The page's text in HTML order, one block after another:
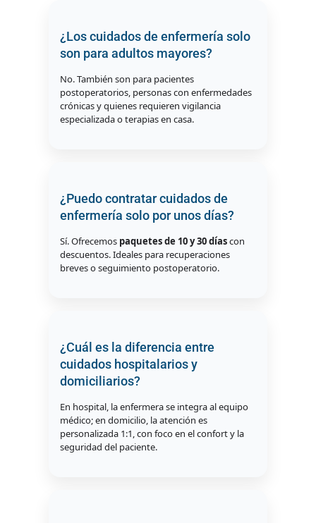
¿Los cuidados de enfermería solo
son para adultos mayores?
No. También son para pacientes
postoperatorios, personas con enfermedades
crónicas y quienes requieren vigilancia
especializada o terapias en casa.
¿Puedo contratar cuidados de
enfermería solo por unos días?
Sí. Ofrecemos paquetes de 10 y 30 díascon
descuentos. Ideales para recuperaciones
breves o seguimiento postoperatorio.
¿Cuál es la diferencia entre
cuidados hospitalarios y
domiciliarios?
En hospital, la enfermera se integra al equipo
médico; en domicilio, la atención es
personalizada 1:1, con foco en el confort y la
seguridad del paciente.